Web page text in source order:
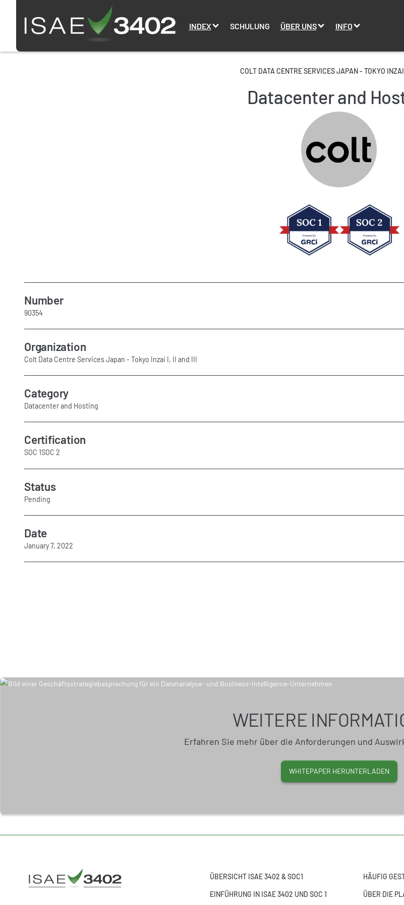
INDEX SCHULUNG ÜBER UNS INFO
COLT DATA CENTRE SERVICES JAPAN - TOKYO
Datacenter and
Number
90354
Organization
Colt Data Centre Services Japan - Tokyo Inzai I, II and III
Category
Datacenter and Hosting
Certification
SOC 1SOC 2
Status
Pending
Date
January 7, 2022
WEITERE
Erfahren Sie mehr über die Anforderungen und
WHITEPAPER HERUNTERLADEN
ÜBERSICHT ISAE 3402 & SOC1
EINFÜHRUNG IN ISAE 3402 UND SOC 1
HÄUFIG
ÜBER DIE